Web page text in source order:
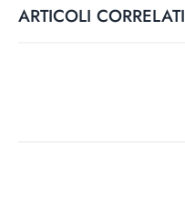
ARTICOLI CORRELATI